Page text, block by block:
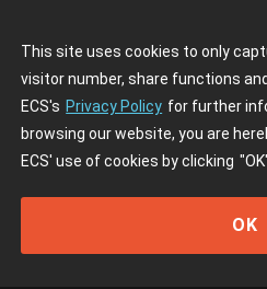
This site uses cookies to only
visitor number, share functions
ECS's Privacy Policy for further
browsing our website, you are
ECS' use of cookies by clicking
OK